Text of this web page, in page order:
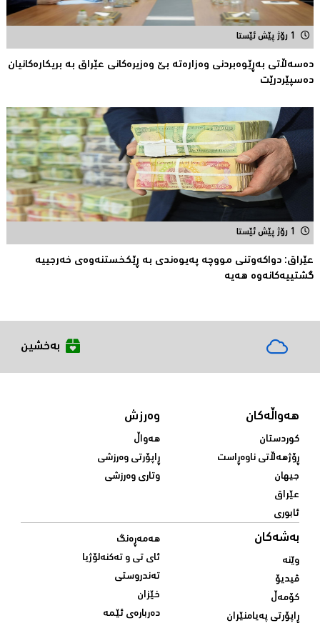
1 رۆژ پێش ئێستا
دەسەڵاتى بەڕێوەبردنی وەزارەتە بێ وەزیرەكانى عێراق بە بریکارەکانیان
دەسپێردرێت
1 رۆژ پێش ئێستا
عێراق: دواکەوتنى مووچە پەیوەندی بە ڕێكخستنەوەی خەرجییە
گشتییەکانەوە هەیە
بەخشین
هەواڵەکان
کوردستان
ڕۆژهەڵاتی ناوەڕاست
جیهان
عێراق
ئابوری
وەرزش
هەواڵ
ڕاپۆرتی وەرزشی
وتاری وەرزشی
بەشەکان
وێنە
ڤیدیۆ
کۆمەڵ
ڕاپۆرتی پەیامنێران
هەمەڕەنگ
ئای تی و تەکنەلۆژیا
تەندروستی
خێزان
دەربارەی ئێمە